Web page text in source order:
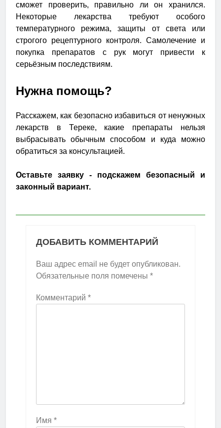
сможет проверить, правильно ли он хранился.
Некоторые лекарства требуют особого
температурного режима, защиты от света или
строгого рецептурного контроля. Самолечение и
покупка препаратов с рук могут привести к
серьёзным последствиям.
Нужна помощь?
Расскажем, как безопасно избавиться от ненужных
лекарств в Тереке, какие препараты нельзя
выбрасывать обычным способом и куда можно
обратиться за консультацией.
Оставьте заявку - подскажем безопасный и
законный вариант.
ДОБАВИТЬ КОММЕНТАРИЙ
Ваш адрес email не будет опубликован.
Обязательные поля помечены *
Комментарий *
Имя *